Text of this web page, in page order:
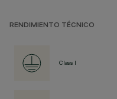
RENDIMIENTO TÉCNICO
Class I